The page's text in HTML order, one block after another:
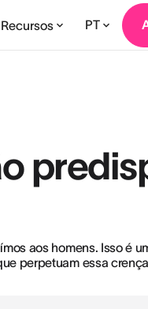
Recursos PT
aos homens. Isso é
perpetuam essa